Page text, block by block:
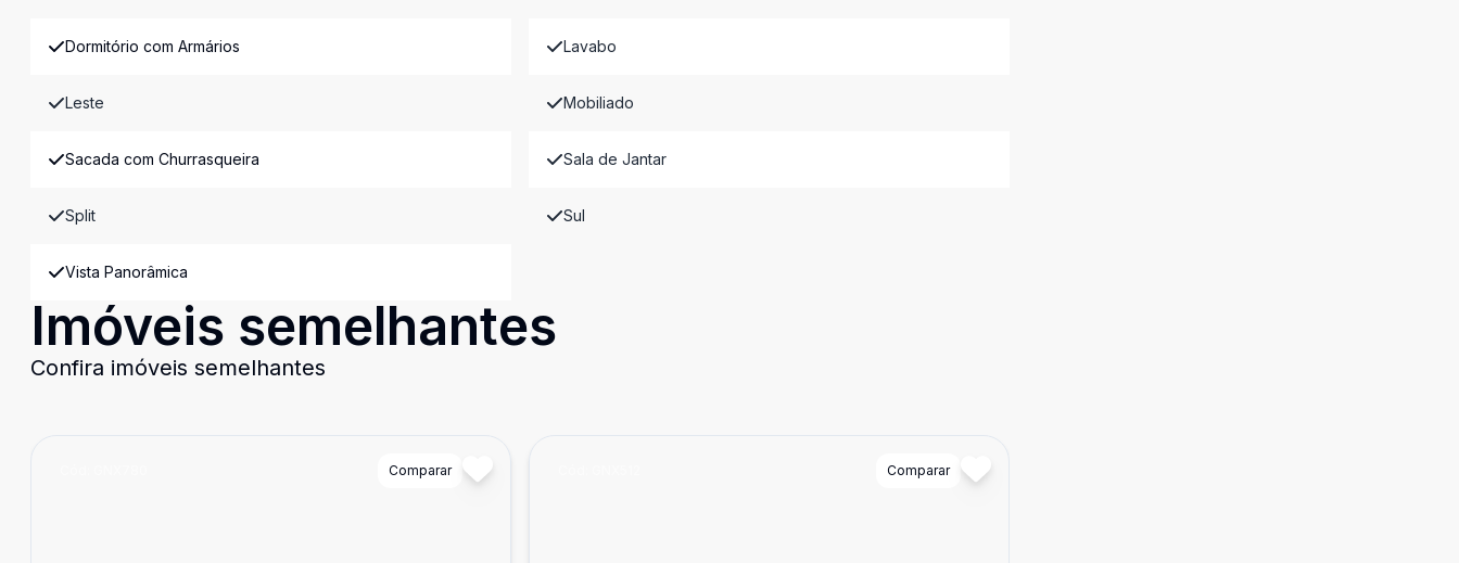
Dormitório com Armários Lavabo
Leste Mobiliado
Sacada com Churrasqueira Sala de Jantar
Split Sul
Vista Panorâmica
Imóveis semelhantes
Confira imóveis semelhantes
Comparar Comparar